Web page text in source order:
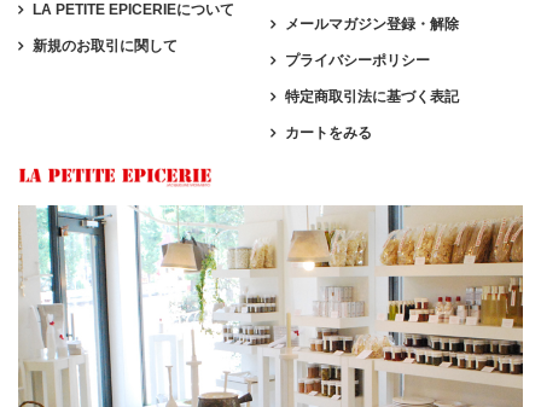
LA PETITE EPICERIEについて
新規のお取引に関して
メールマガジン登録・解除
プライバシーポリシー
特定商取引法に基づく表記
カートをみる